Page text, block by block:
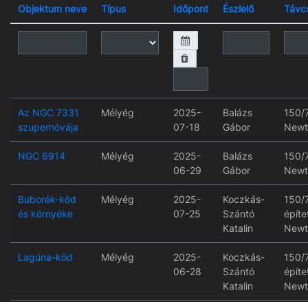
Objektum neve
Típus Időpont Észlelő
Az NGC 7331
szupernóvája
Mélyég
2025-
07-18
Balázs
Gábor
150/
NGC 6914 Mélyég
2025-
06-29
Balázs
Gábor
150/
Buborék-köd
és környéke
Mélyég
2025-
07-25
Koczkás-
Szántó
Katalin
150/
Lagúna-köd Mélyég
2025-
06-28
Koczkás-
Szántó
Katalin
150/